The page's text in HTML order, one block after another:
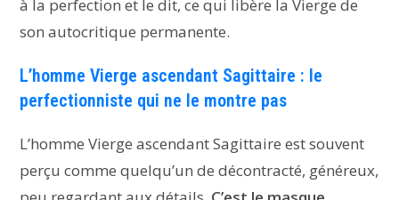
à la perfection et le dit, ce qui libère la Vierge de
son autocritique permanente.
L’homme Vierge ascendant Sagittaire : le
perfectionniste qui ne le montre pas
L’homme Vierge ascendant Sagittaire est souvent
perçu comme quelqu’un de décontracté, généreux,